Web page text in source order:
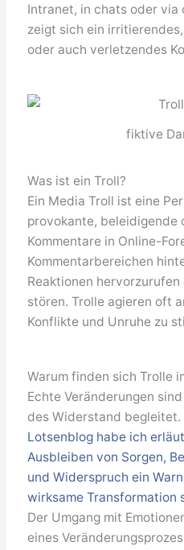
Intranet, in chats oder via
zeigt sich ein
oder auch verletzendes
fiktive
Was ist ein Troll?
Ein Media Troll ist eine
provokante, beleidigende
Kommentare in Online-
Kommentarbereichen
Reaktionen
stören. Trolle agieren oft
Konflikte und Unruhe zu
Warum finden sich Trolle
Echte Veränderungen
des Widerstand begleitet.
Lotsenblog habe ich
Ausbleiben von Sorgen,
und Widerspruch ein
wirksame Transformation
Der Umgang mit
eines